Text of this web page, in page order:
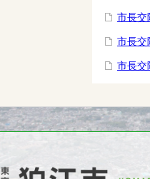
市長交
市長交
市長交